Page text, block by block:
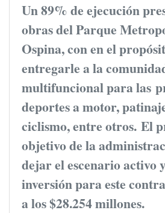
Un 89% de ejecución
obras del Parque
Ospina, con en el
entregarle a la
multifuncional para las
deportes a motor,
ciclismo, entre otros. El
objetivo de la
dejar el escenario activo
inversión para este
a los $28.254 millones.